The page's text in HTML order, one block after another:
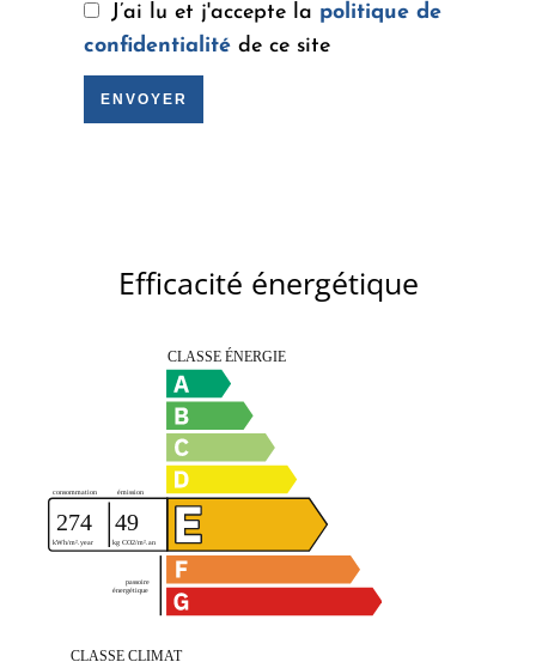
J’ai lu et j'accepte la politique de
confidentialité de ce site
ENVOYER
Efficacité énergétique